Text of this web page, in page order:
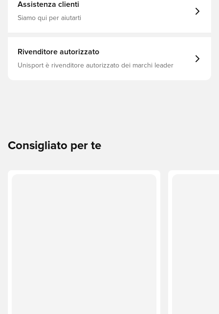
Assistenza clienti
Siamo qui per aiutarti
Rivenditore autorizzato
Unisport è rivenditore autorizzato dei marchi leader
Consigliato per te